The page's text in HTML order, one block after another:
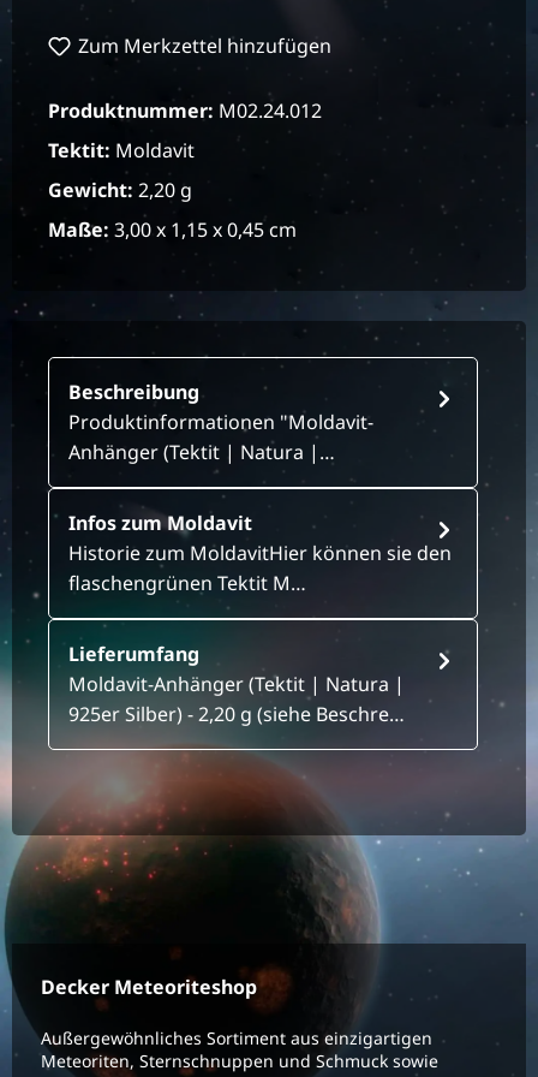
Zum Merkzettel hinzufügen
Produktnummer: M02.24.012
Tektit: Moldavit
Gewicht: 2,20 g
Maße: 3,00 x 1,15 x 0,45 cm
Beschreibung
Produktinformationen "Moldavit-
Anhänger (Tektit | Natura |…
Infos zum Moldavit
Historie zum MoldavitHier können sie den
flaschengrünen Tektit M…
Lieferumfang
Moldavit-Anhänger (Tektit | Natura |
925er Silber) - 2,20 g (siehe Beschre…
Decker Meteoriteshop
Außergewöhnliches Sortiment aus einzigartigen
Meteoriten, Sternschnuppen und Schmuck sowie